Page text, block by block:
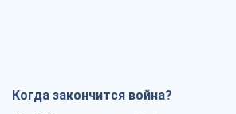
Когда закончится война?